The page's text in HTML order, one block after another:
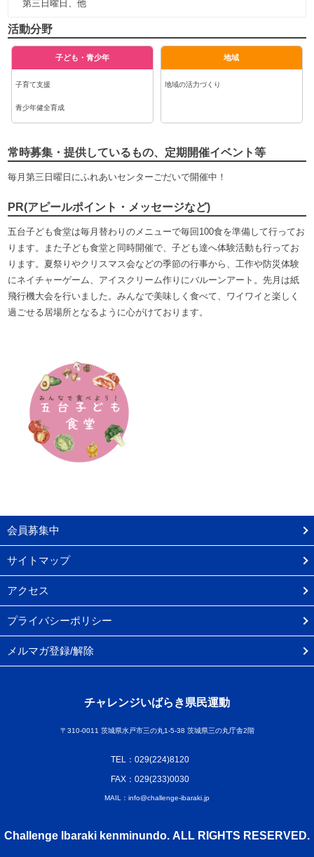
第三日曜日、他
活動分野
子ども・青少年
子育て支援
青少年健全育成
地域
地域の活力づくり
常時募集・提供しているもの、定期開催イベント等
毎月第三日曜日にふれあいセンターごだいで開催中！
PR(アピールポイント・メッセージなど)
五台子ども食堂は毎月替わりのメニューで毎回100食を準備して行ってお
ります。また子ども食堂と同時開催で、子ども達へ体験活動も行ってお
ります。夏祭りやクリスマス会などの季節の行事から、工作や防災体験
にネイチャーゲーム、アイスクリーム作りにバルーンアート。先月は紙
飛行機大会を行いました。みんなで美味しく食べて、ワイワイと楽しく
過ごせる居場所となるように心がけております。
会員募集中
サイトマップ
アクセス
プライバシーポリシー
メルマガ登録/解除
チャレンジいばらき県民運動
〒310-0011 茨城県水戸市三の丸1-5-38 茨城県三の丸庁舎2階
TEL：029(224)8120
FAX：029(233)0030
MAIL：info@challenge-ibaraki.jp
Challenge Ibaraki kenminundo. ALL RIGHTS RESERVED.